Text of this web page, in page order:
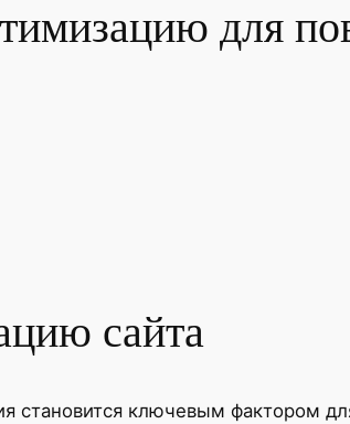
для
сайта
становится ключевым фактором